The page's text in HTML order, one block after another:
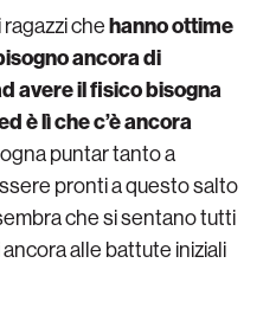
chehanno ottime
ancora di
avere il fisico bisogna
è lì che c’è ancora
puntar tanto a
pronti a questo salto
che si sentano tutti
alle battute iniziali